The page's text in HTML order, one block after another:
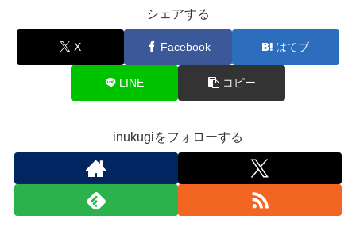
シェアする
X Facebook はてブ
LINE コピー
inukugiをフォローする